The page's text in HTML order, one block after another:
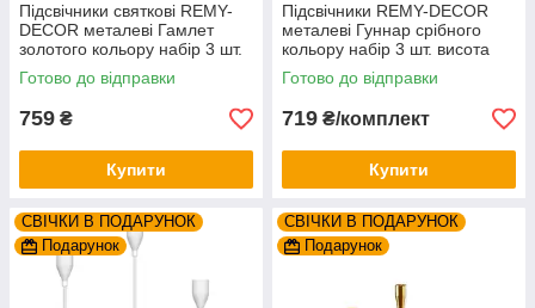
Підсвічники святкові REMY-
DEСOR металеві Гамлет
золотого кольору набір 3 шт.
висота 23см 28см 33см
Готово до відправки
759 ₴
Купити
Підсвічники REMY-DECOR
металеві Гуннар срібного
кольору набір 3 шт. висота
18см 23см 28см
Готово до відправки
719 ₴/комплект
Купити
СВІЧКИ В ПОДАРУНОК
Подарунок
СВІЧКИ В ПОДАРУНОК
Подарунок